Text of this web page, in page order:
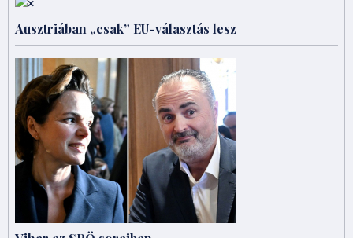
Ausztriában „csak” EU-választás lesz